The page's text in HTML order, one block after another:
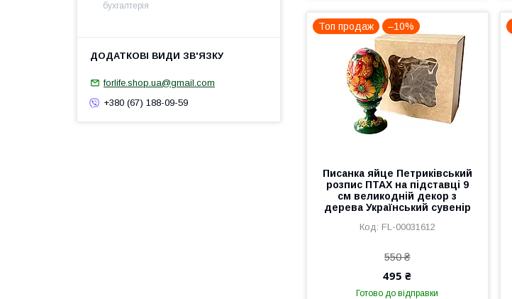
Топ продаж –10%
Писанка яйце Петриківський
розпис ПТАХ на підставці 9
см великодній декор з
дерева Український сувенір
FL-00031612
550 ₴
495 ₴
Готово до відправки
бухгалтерія
forlife.shop.ua@gmail.com
+380 (67) 188-09-59